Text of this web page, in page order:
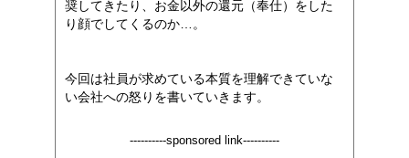
奨してきたり、お金以外の還元（奉仕）をした
り顔でしてくるのか…。
今回は社員が求めている本質を理解できていな
い会社への怒りを書いていきます。
----------sponsored link----------